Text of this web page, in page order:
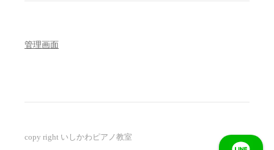
管理画面
copy right いしかわピアノ教室